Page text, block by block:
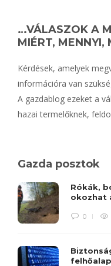
…VÁLASZOK A
MIÉRT, MENNYI,
Kérdések, amelyek
információra van
A gazdablog ezeket a
hazai termelőknek,
Gazda posztok
Rókák,
okozhat
0